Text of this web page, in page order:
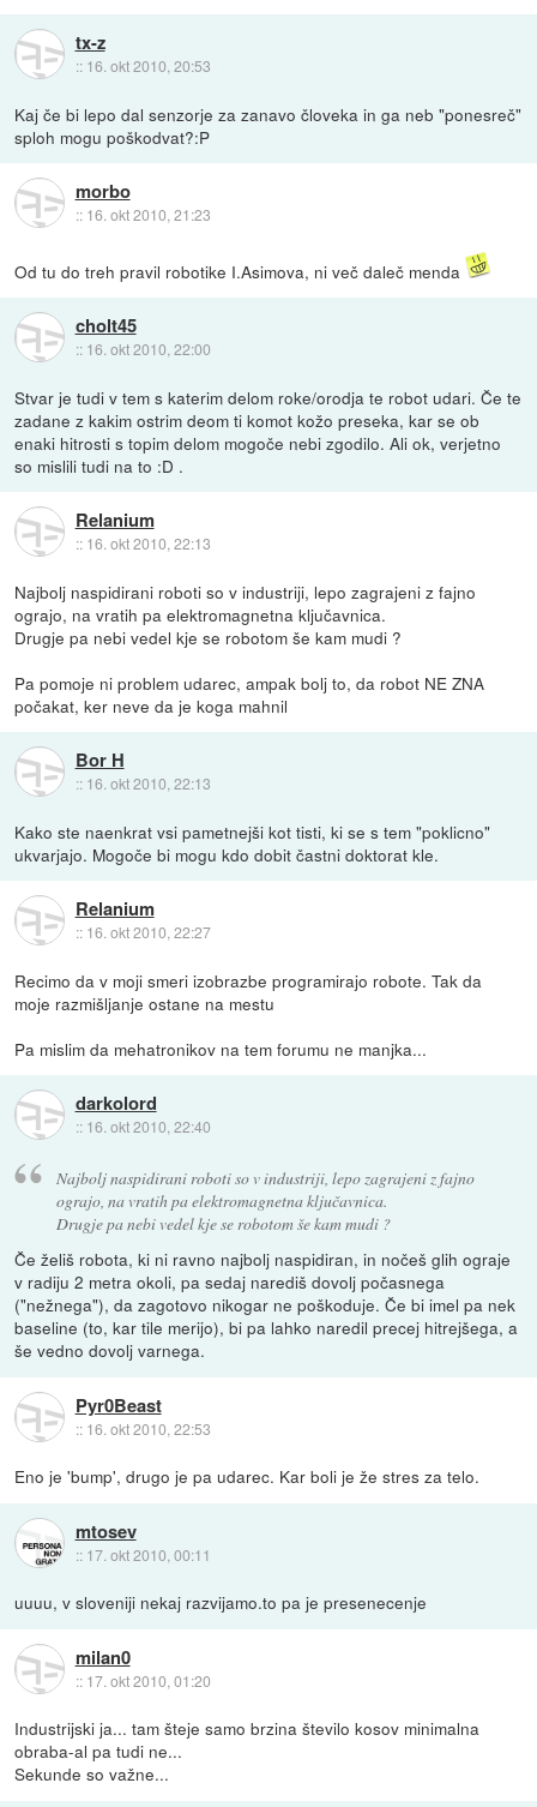
tx-z
:: 16. okt 2010, 20:53
Kaj če bi lepo dal senzorje za zanavo človeka in ga neb "ponesreč"
sploh mogu poškodvat?:P
morbo
:: 16. okt 2010, 21:23
Od tu do treh pravil robotike I.Asimova, ni več daleč menda
cholt45
:: 16. okt 2010, 22:00
Stvar je tudi v tem s katerim delom roke/orodja te robot udari. Če te
zadane z kakim ostrim deom ti komot kožo preseka, kar se ob
enaki hitrosti s topim delom mogoče nebi zgodilo. Ali ok, verjetno
so mislili tudi na to :D .
Relanium
:: 16. okt 2010, 22:13
Najbolj naspidirani roboti so v industriji, lepo zagrajeni z fajno
ograjo, na vratih pa elektromagnetna ključavnica.
Drugje pa nebi vedel kje se robotom še kam mudi ?
Pa pomoje ni problem udarec, ampak bolj to, da robot NE ZNA
počakat, ker neve da je koga mahnil
Bor H
:: 16. okt 2010, 22:13
Kako ste naenkrat vsi pametnejši kot tisti, ki se s tem "poklicno"
ukvarjajo. Mogoče bi mogu kdo dobit častni doktorat kle.
Relanium
:: 16. okt 2010, 22:27
Recimo da v moji smeri izobrazbe programirajo robote. Tak da
moje razmišljanje ostane na mestu
Pa mislim da mehatronikov na tem forumu ne manjka...
darkolord
:: 16. okt 2010, 22:40
Najbolj naspidirani roboti so v industriji, lepo zagrajeni z fajno
ograjo, na vratih pa elektromagnetna ključavnica.
Drugje pa nebi vedel kje se robotom še kam mudi ?
Če želiš robota, ki ni ravno najbolj naspidiran, in nočeš glih ograje
v radiju 2 metra okoli, pa sedaj narediš dovolj počasnega
("nežnega"), da zagotovo nikogar ne poškoduje. Če bi imel pa nek
baseline (to, kar tile merijo), bi pa lahko naredil precej hitrejšega, a
še vedno dovolj varnega.
Pyr0Beast
:: 16. okt 2010, 22:53
Eno je 'bump', drugo je pa udarec. Kar boli je že stres za telo.
mtosev
:: 17. okt 2010, 00:11
uuuu, v sloveniji nekaj razvijamo.to pa je presenecenje
milan0
:: 17. okt 2010, 01:20
Industrijski ja... tam šteje samo brzina število kosov minimalna
obraba-al pa tudi ne...
Sekunde so važne...